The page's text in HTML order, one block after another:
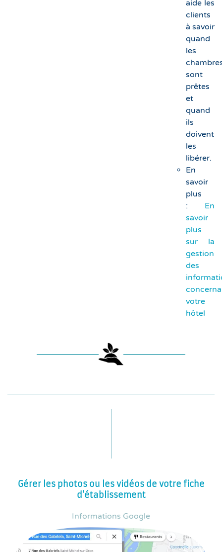
aide les
clients
à savoir
quand
les
sont
prêtes
et
quand
ils
doivent
les
libérer.
En
savoir
plus
:
En
savoir
plus
sur la
gestion
des
votre
hôtel
Gérer les photos ou les vidéos de votre fiche
d’établissement
Informations Google